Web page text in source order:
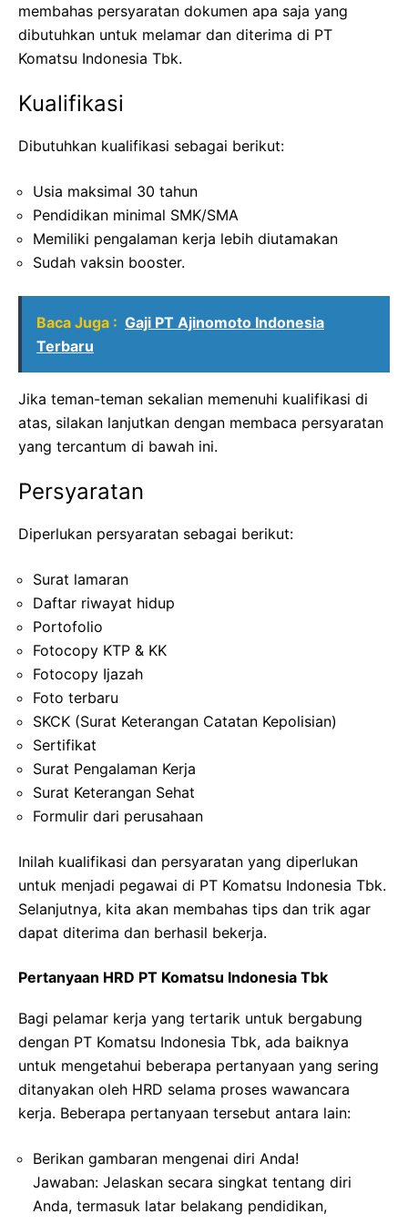
membahas persyaratan dokumen apa saja yang
dibutuhkan untuk melamar dan diterima di PT
Komatsu Indonesia Tbk.
Kualifikasi
Dibutuhkan kualifikasi sebagai berikut:
Usia maksimal 30 tahun
Pendidikan minimal SMK/SMA
Memiliki pengalaman kerja lebih diutamakan
Sudah vaksin booster.
Baca Juga : Gaji PT Ajinomoto Indonesia
Terbaru
Jika teman-teman sekalian memenuhi kualifikasi di
atas, silakan lanjutkan dengan membaca persyaratan
yang tercantum di bawah ini.
Persyaratan
Diperlukan persyaratan sebagai berikut:
Surat lamaran
Daftar riwayat hidup
Portofolio
Fotocopy KTP & KK
Fotocopy Ijazah
Foto terbaru
SKCK (Surat Keterangan Catatan Kepolisian)
Sertifikat
Surat Pengalaman Kerja
Surat Keterangan Sehat
Formulir dari perusahaan
Inilah kualifikasi dan persyaratan yang diperlukan
untuk menjadi pegawai di PT Komatsu Indonesia Tbk.
Selanjutnya, kita akan membahas tips dan trik agar
dapat diterima dan berhasil bekerja.
Pertanyaan HRD PT Komatsu Indonesia Tbk
Bagi pelamar kerja yang tertarik untuk bergabung
dengan PT Komatsu Indonesia Tbk, ada baiknya
untuk mengetahui beberapa pertanyaan yang sering
ditanyakan oleh HRD selama proses wawancara
kerja. Beberapa pertanyaan tersebut antara lain:
Berikan gambaran mengenai diri Anda!
Jawaban: Jelaskan secara singkat tentang diri
Anda, termasuk latar belakang pendidikan,